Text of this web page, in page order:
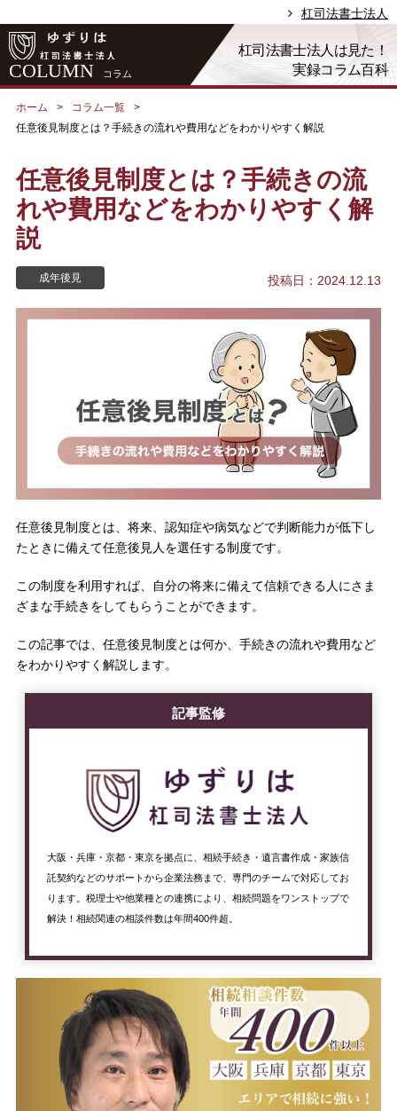
杠司法書士法人
COLUMN コラム
杠司法書士法人は見た！
実録コラム百科
ホーム
コラム一覧
任意後見制度とは？手続きの流れや費用などをわかりやすく解説
任意後見制度とは？手続きの流
れや費用などをわかりやすく解
説
成年後見 投稿日：2024.12.13
任意後見制度とは、将来、認知症や病気などで判断能力が低下し
たときに備えて任意後見人を選任する制度です。
この制度を利用すれば、自分の将来に備えて信頼できる人にさま
ざまな手続きをしてもらうことができます。
この記事では、任意後見制度とは何か、手続きの流れや費用など
をわかりやすく解説します。
記事監修
大阪・兵庫・京都・東京を拠点に、相続手続き・遺言書作成・家族信
託契約などのサポートから企業法務まで、専門のチームで対応してお
ります。税理士や他業種との連携により、相続問題をワンストップで
解決！相続関連の相談件数は年間400件超。